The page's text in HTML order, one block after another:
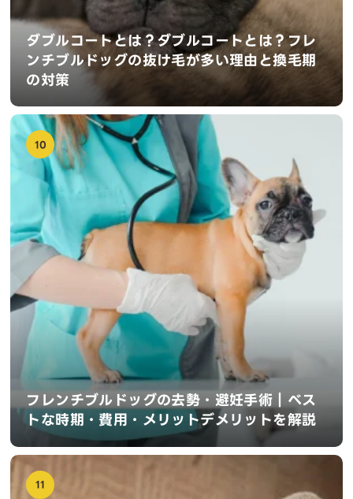
ダブルコートとは？ダブルコートとは？フレ
ンチブルドッグの抜け毛が多い理由と換毛期
の対策
10
フレンチブルドッグの去勢・避妊手術｜ベス
トな時期・費用・メリットデメリットを解説
11